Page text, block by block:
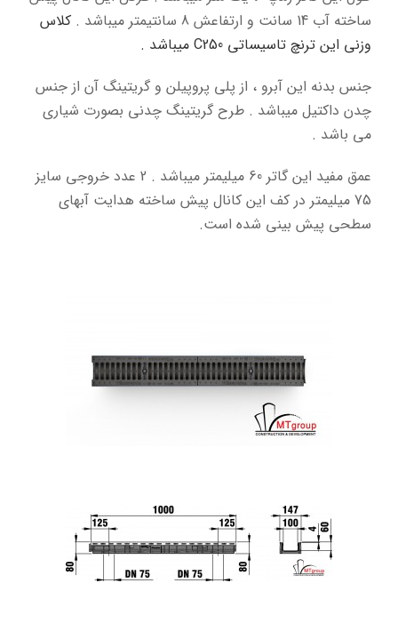
ساخته آب 14 سانت و ارتفاعش 8 سانتیمتر میباشد .
کلاس
وزنی این ترنچ تاسیساتی C250 میباشد .
جنس بدنه این آبرو ، از پلی پروپیلن و گریتینگ آن از جنس
چدن داکتیل میباشد . طرح گریتینگ چدنی بصورت شیاری
می باشد .
عمق مفید این گاتر 60 میلیمتر میباشد . 2 عدد خروجی سایز
75 میلیمتر در کف این کانال پیش ساخته هدایت آبهای
سطحی پیش بینی شده است.